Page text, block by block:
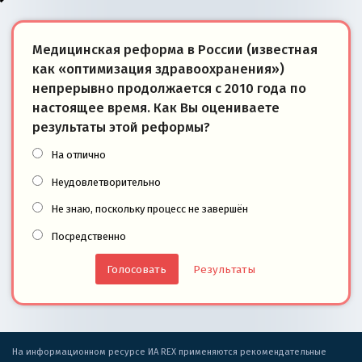
Медицинская реформа в России (известная
как «оптимизация здравоохранения»)
непрерывно продолжается с 2010 года по
настоящее время. Как Вы оцениваете
результаты этой реформы?
На отлично
Неудовлетворительно
Не знаю, поскольку процесс не завершён
Посредственно
Результаты
На информационном ресурсе ИА REX применяются рекомендательные